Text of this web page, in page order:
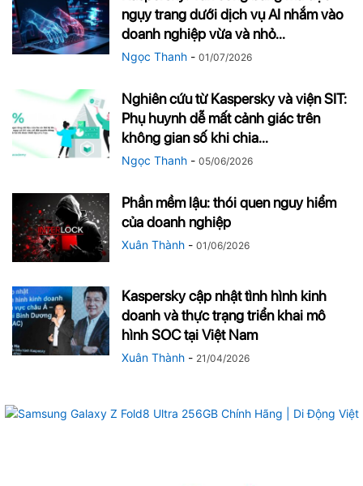
ngụy trang dưới dịch vụ AI nhắm vào
doanh nghiệp vừa và nhỏ...
Ngọc Thanh - 01/07/2026
Nghiên cứu từ Kaspersky và viện SIT:
Phụ huynh dễ mất cảnh giác trên
không gian số khi chia...
Ngọc Thanh - 05/06/2026
Phần mềm lậu: thói quen nguy hiểm
của doanh nghiệp
Xuân Thành - 01/06/2026
Kaspersky cập nhật tình hình kinh
doanh và thực trạng triển khai mô
hình SOC tại Việt Nam
Xuân Thành - 21/04/2026